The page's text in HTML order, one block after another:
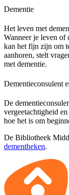
Dementie
Het leven met
Wanneer je leven of
kan het fijn zijn om
aanhoren, stelt
met dementie.
Dementieconsulent
De
vergeetachtigheid
hoe het is om
De Bibliotheek
dementheken.